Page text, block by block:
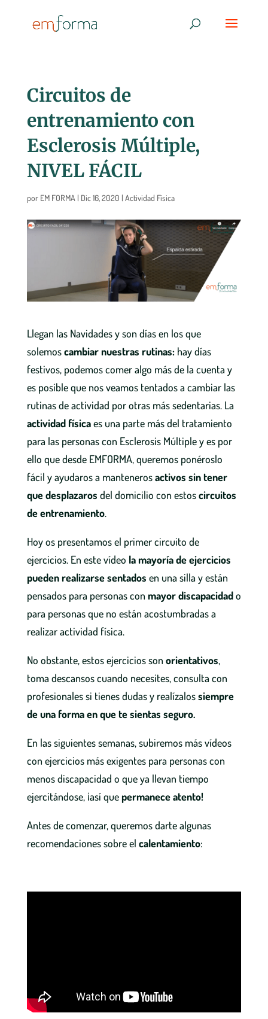
Circuitos de
entrenamiento con
Esclerosis Múltiple,
NIVEL FÁCIL
por EM FORMA | Dic 16, 2020 | Actividad Física
Llegan las Navidades y son días en los que
solemoscambiar nuestras rutinas: hay días
festivos, podemos comer algo más de la cuenta y
es posible que nos veamos tentados a cambiar las
rutinas de actividad por otras más sedentarias. La
actividad físicaes una parte más del tratamiento
para las personas con Esclerosis Múltiple y es por
ello que desde EMFORMA, queremos ponéroslo
fácil y ayudaros a mantenerosactivos sin tener
que desplazaros del domicilio con estoscircuitos
de entrenamiento.
Hoy os presentamos el primer circuito de
ejercicios. En este vídeo la mayoría de ejercicios
pueden realizarse sentados en una silla y están
pensados para personas con mayor discapacidado
para personas que no están acostumbradas a
realizar actividad física.
No obstante, estos ejercicios son orientativos,
toma descansos cuando necesites, consulta con
profesionales si tienes dudas y realízalossiempre
de una forma en que te sientas seguro.
En las siguientes semanas, subiremos más vídeos
con ejercicios más exigentes para personas con
menos discapacidad o que ya llevan tiempo
ejercitándose, ¡así quepermanece atento!
Antes de comenzar, queremos darte algunas
recomendaciones sobre el calentamiento: